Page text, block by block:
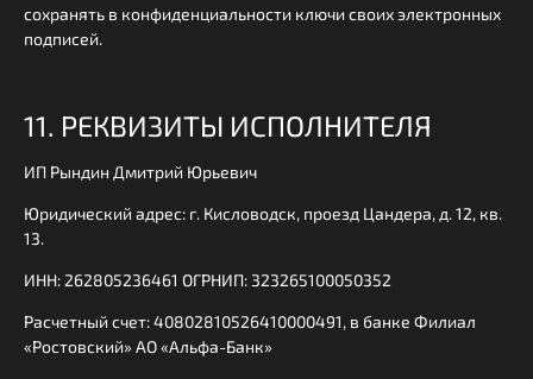
сохранять в конфиденциальности ключи своих электронных
подписей.
11. РЕКВИЗИТЫ ИСПОЛНИТЕЛЯ
ИП Рындин Дмитрий Юрьевич
Юридический адрес: г. Кисловодск, проезд Цандера, д. 12, кв.
13.
ИНН: 262805236461 ОГРНИП: 323265100050352
Расчетный счет: 40802810526410000491, в банке Филиал
«Ростовский» АО «Альфа-Банк»